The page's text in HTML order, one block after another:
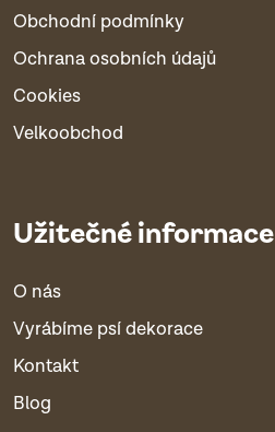
Obchodní podmínky
Ochrana osobních údajů
Cookies
Velkoobchod
Užitečné informace
O nás
Vyrábíme psí dekorace
Kontakt
Blog